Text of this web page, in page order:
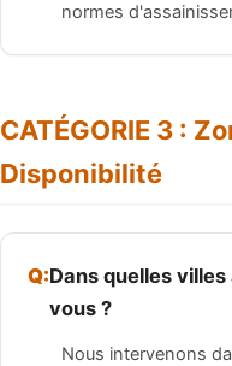
normes
CATÉGORIE 3 :
Disponibilité
Dans quelles
vous ?
Nous intervenons